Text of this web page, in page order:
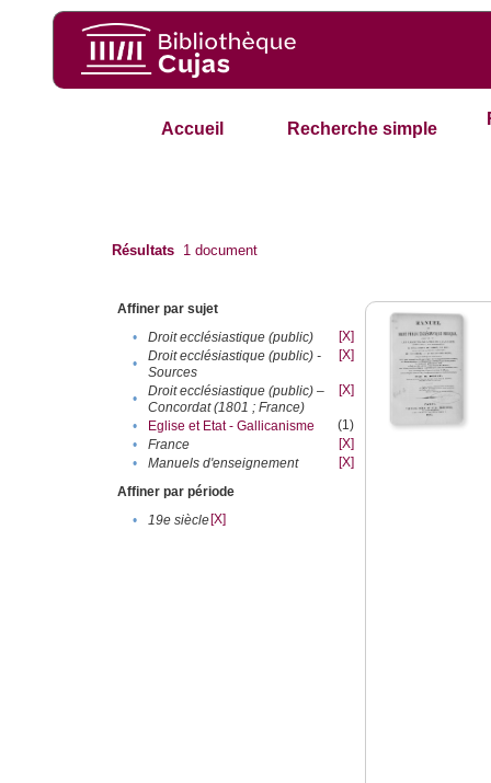
Accueil Recherche simple
Résultats 1 document
Affiner par sujet
•
Droit ecclésiastique (public)
[X]
•
Droit ecclésiastique (public) -
Sources
[X]
•
Droit ecclésiastique (public) –
Concordat (1801 ; France)
[X]
• Eglise et Etat - Gallicanisme
(1)
•
France
[X]
•
Manuels d'enseignement
[X]
Affiner par période
•
19e siècle[X]